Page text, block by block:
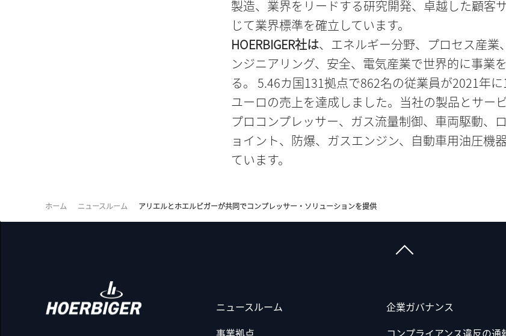
製造、業界をリードする研究開発、卓越した顧客
じて業界標準を確立しています。
HOERBIGER社は、エネルギー分野、プロセス産業
ンジニアリング、安全、電気産業で世界的に事業
る。 5.46カ国131拠点で862名の従業員が2021年
ユーロの売上を達成しました。当社の製品とサー
プロコンプレッサー、ガス流量制御、車両駆動、
ョイント、防爆、ガスエンジン、自動車用油圧機
ています。
ホーム ニュースルーム アリエルとホエルビガーが共同でコンプレッサー・ソリューションを提供
ニュースルーム
企業ガバナンス